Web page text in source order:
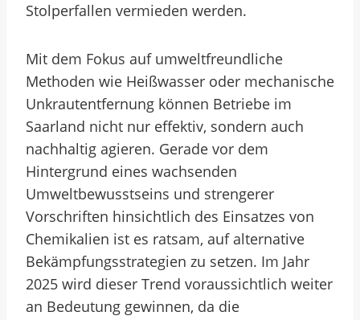
Stolperfallen vermieden werden.
Mit dem Fokus auf umweltfreundliche
Methoden wie Heißwasser oder mechanische
Unkrautentfernung können Betriebe im
Saarland nicht nur effektiv, sondern auch
nachhaltig agieren. Gerade vor dem
Hintergrund eines wachsenden
Umweltbewusstseins und strengerer
Vorschriften hinsichtlich des Einsatzes von
Chemikalien ist es ratsam, auf alternative
Bekämpfungsstrategien zu setzen. Im Jahr
2025 wird dieser Trend voraussichtlich weiter
an Bedeutung gewinnen, da die